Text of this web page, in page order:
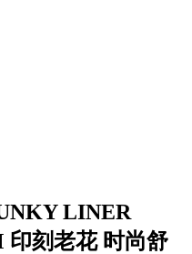
LINER
刻老花 时尚舒